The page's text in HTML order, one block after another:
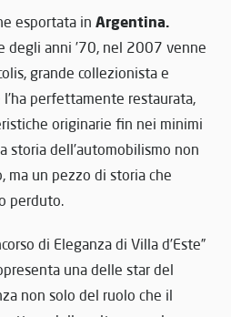
esportata in Argentina.
degli anni ’70, nel 2007 venne
grande collezionista e
perfettamente restaurata,
originarie fin nei minimi
dell’automobilismo non
ma un pezzo di storia che
perduto.
di Eleganza di Villa d’Este”
una delle star del
non solo del ruolo che il